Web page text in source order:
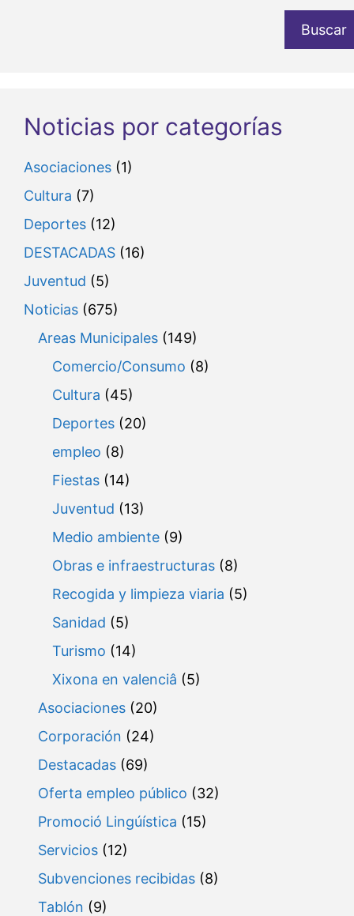
Buscar
Noticias por categorías
Asociaciones (1)
Cultura (7)
Deportes (12)
DESTACADAS (16)
Juventud (5)
Noticias (675)
Areas Municipales (149)
Comercio/Consumo (8)
Cultura (45)
Deportes (20)
empleo (8)
Fiestas (14)
Juventud (13)
Medio ambiente (9)
Obras e infraestructuras (8)
Recogida y limpieza viaria (5)
Sanidad (5)
Turismo (14)
Xixona en valenciâ (5)
Asociaciones (20)
Corporación (24)
Destacadas (69)
Oferta empleo público (32)
Promoció Lingúística (15)
Servicios (12)
Subvenciones recibidas (8)
Tablón (9)